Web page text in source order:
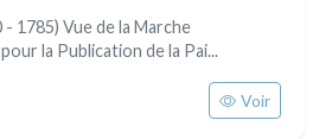
1785) Vue de la Marche
la Publication de la Pai...
Voir